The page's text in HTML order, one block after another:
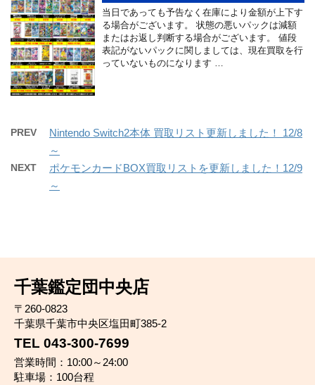
当日であっても予告なく在庫により金額が上下す
る場合がございます。 状態の悪いパックは減額
またはお返し判断する場合がございます。 値段
表記がないパックに関しましては、現在買取を行
っていないものになります …
PREV
Nintendo Switch2本体 買取リスト更新しました！ 12/8
～
NEXT
ポケモンカードBOX買取リストを更新しました！12/9
～
千葉鑑定団中央店
〒260-0823
千葉県千葉市中央区塩田町385-2
TEL 043-300-7699
営業時間：10:00～24:00
駐車場：100台程